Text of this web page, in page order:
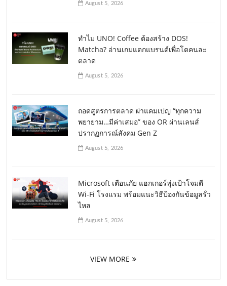
August 5, 2026
ทำไม UNO! Coffee ต้องสร้าง DOS!
Matcha? อ่านเกมแตกแบรนด์เพื่อโตคนละ
ตลาด
August 5, 2026
ถอดสูตรการตลาด ผ่าแคมเปญ “ทุกความ
พยายาม…มีค่าเสมอ” ของ OR ผ่านเลนส์
ปรากฏการณ์สังคม Gen Z
August 5, 2026
Microsoft เตือนภัย แฮกเกอร์พุ่งเป้าโจมตี
Wi-Fi โรงแรม พร้อมแนะวิธีป้องกันข้อมูลรั่ว
ไหล
August 5, 2026
VIEW MORE